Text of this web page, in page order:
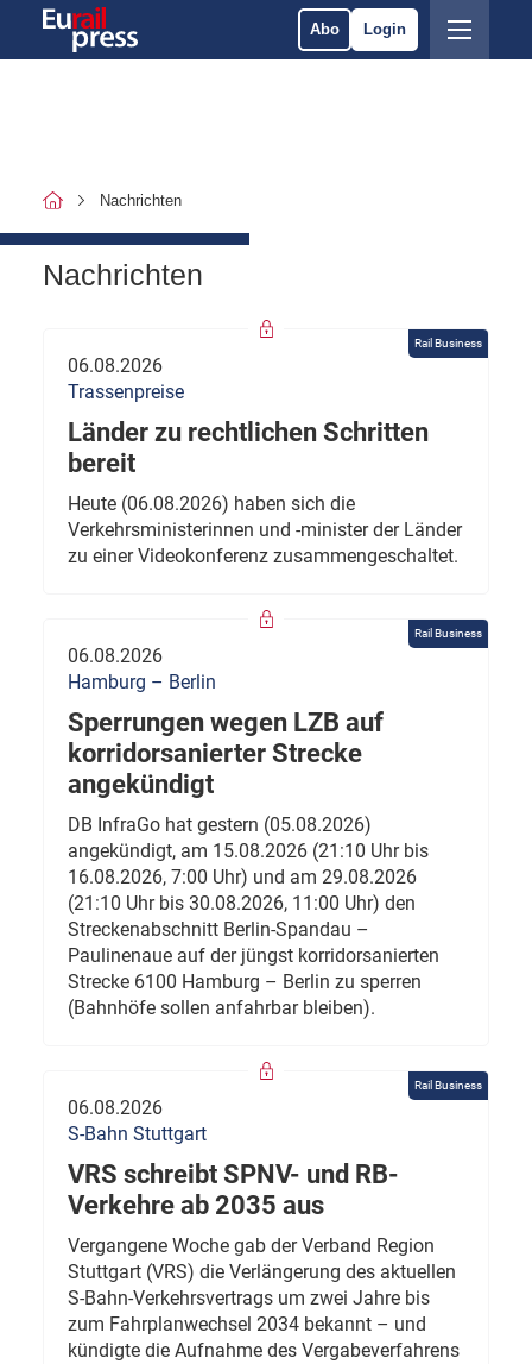
Abo Login
Nachrichten
Nachrichten
Rail Business
06.08.2026
Trassenpreise
Länder zu rechtlichen Schritten
bereit
Heute (06.08.2026) haben sich die
Verkehrsministerinnen und -minister der Länder
zu einer Videokonferenz zusammengeschaltet.
Rail Business
06.08.2026
Hamburg – Berlin
Sperrungen wegen LZB auf
korridorsanierter Strecke
angekündigt
DB InfraGo hat gestern (05.08.2026)
angekündigt, am 15.08.2026 (21:10 Uhr bis
16.08.2026, 7:00 Uhr) und am 29.08.2026
(21:10 Uhr bis 30.08.2026, 11:00 Uhr) den
Streckenabschnitt Berlin-Spandau –
Paulinenaue auf der jüngst korridorsanierten
Strecke 6100 Hamburg – Berlin zu sperren
(Bahnhöfe sollen anfahrbar bleiben).
Rail Business
06.08.2026
S-Bahn Stuttgart
VRS schreibt SPNV- und RB-
Verkehre ab 2035 aus
Vergangene Woche gab der Verband Region
Stuttgart (VRS) die Verlängerung des aktuellen
S-Bahn-Verkehrsvertrags um zwei Jahre bis
zum Fahrplanwechsel 2034 bekannt – und
kündigte die Aufnahme des Vergabeverfahrens